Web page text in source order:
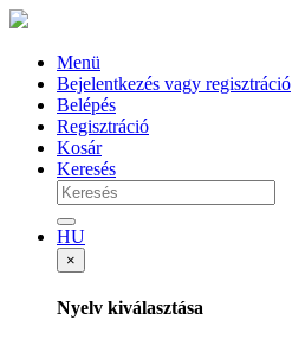
Menü
Bejelentkezés vagy regisztráció
Belépés
Regisztráció
Kosár
Keresés
HU
×
Nyelv kiválasztása